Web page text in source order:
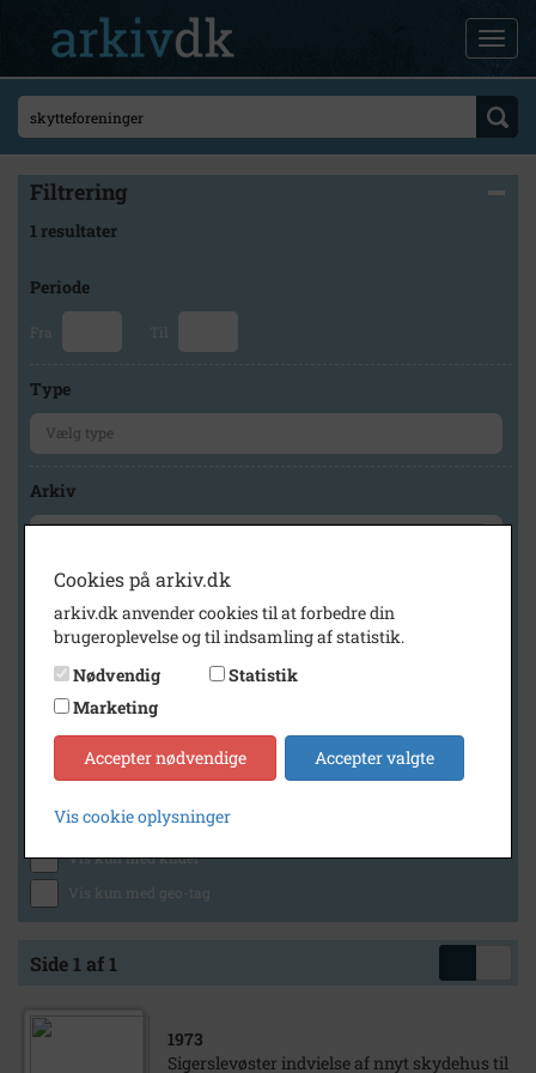
Filtrering
1 resultater
Periode
Fra Til
Type
Arkiv
Geografi
Generelt
Vis kun med billeder
Vis kun med lydklip
Vis kun med kilder
Vis kun med geo-tag
Side 1 af 1
1973
Sigerslevøster indvielse af nnyt skydehus til
Cookies på arkiv.dk
arkiv.dk anvender cookies til at forbedre din
brugeroplevelse og til indsamling af statistik.
Nødvendig
Statistik
Marketing
Accepter nødvendige Accepter valgte
Vis cookie oplysninger